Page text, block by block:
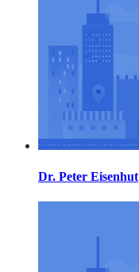
Dr. Peter Eisenhut